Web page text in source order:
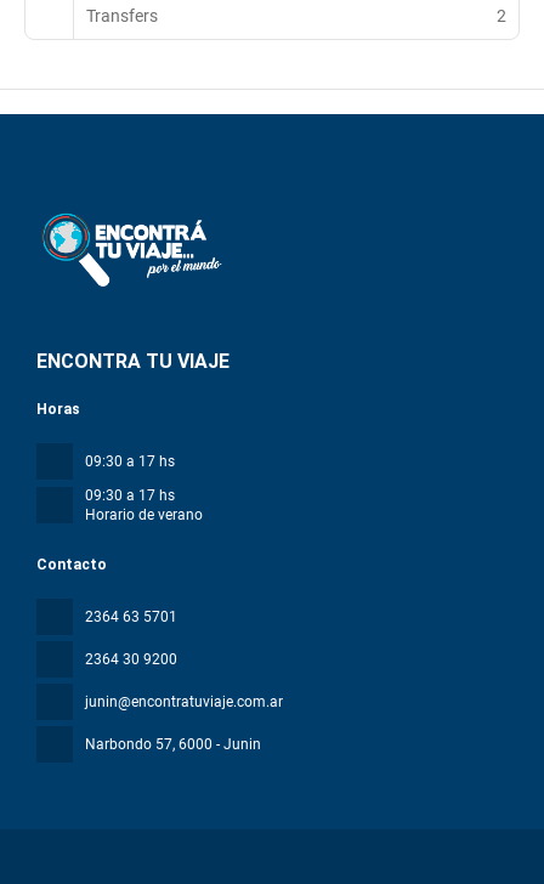
Transfers 2
ENCONTRA TU VIAJE
Contacto
2364 63 5701
2364 30 9200
junin@encontratuviaje.com.ar
Narbondo 57, 6000 - Junin
Horas
09:30 a 17 hs
09:30 a 17 hs
Horario de verano